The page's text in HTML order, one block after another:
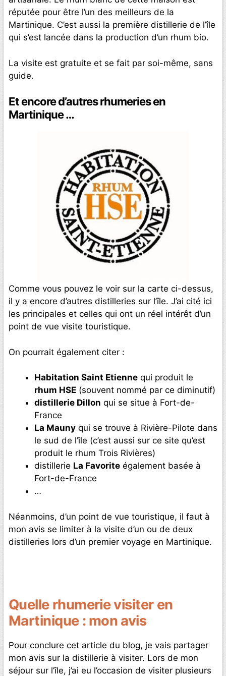
réputée pour être l’un des meilleurs de la
Martinique. C’est aussi la première distillerie de l’île
qui s’est lancée dans la production d’un rhum bio.
La visite est gratuite et se fait par soi-même, sans
guide.
Et encore d’autres rhumeries en
Martinique …
Comme vous pouvez le voir sur la carte ci-dessus,
il y a encore d’autres distilleries sur l’île. J’ai cité ici
les principales et celles qui ont un réel intérêt d’un
point de vue visite touristique.
On pourrait également citer :
Habitation Saint Etienne qui produit le
rhum HSE (souvent nommé par ce diminutif)
distillerie Dillon qui se situe à Fort-de-
France
La Mauny qui se trouve à Rivière-Pilote dans
le sud de l’île (c’est aussi sur ce site qu’est
produit le rhum Trois Rivières)
distillerie La Favorite également basée à
Fort-de-France
…
Néanmoins, d’un point de vue touristique, il faut à
mon avis se limiter à la visite d’un ou de deux
distilleries lors d’un premier voyage en Martinique.
Quelle rhumerie visiter en
Martinique : mon avis
Pour conclure cet article du blog, je vais partager
mon avis sur la distillerie à visiter. Lors de mon
séjour sur l’île, j’ai eu l’occasion de visiter plusieurs